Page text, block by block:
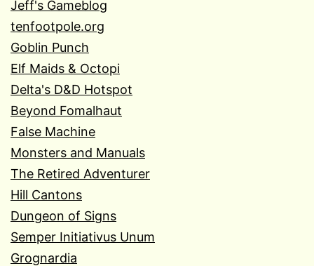
Jeff's Gameblog
tenfootpole.org
Goblin Punch
Elf Maids & Octopi
Delta's D&D Hotspot
Beyond Fomalhaut
False Machine
Monsters and Manuals
The Retired Adventurer
Hill Cantons
Dungeon of Signs
Semper Initiativus Unum
Grognardia